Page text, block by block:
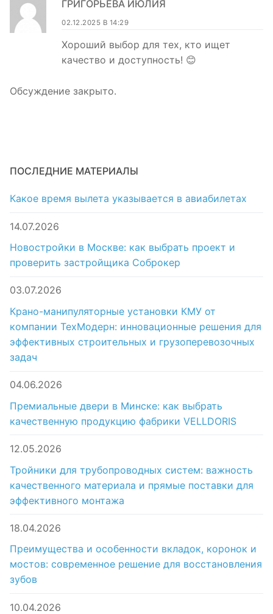
ГРИГОРЬЕВА ИЮЛИЯ
02.12.2025 В 14:29
Хороший выбор для тех, кто ищет
качество и доступность! 😊
Обсуждение закрыто.
ПОСЛЕДНИЕ МАТЕРИАЛЫ
Какое время вылета указывается в авиабилетах
14.07.2026
Новостройки в Москве: как выбрать проект и
проверить застройщика Соброкер
03.07.2026
Крано-манипуляторные установки КМУ от
компании ТехМодерн: инновационные решения для
эффективных строительных и грузоперевозочных
задач
04.06.2026
Премиальные двери в Минске: как выбрать
качественную продукцию фабрики VELLDORIS
12.05.2026
Тройники для трубопроводных систем: важность
качественного материала и прямые поставки для
эффективного монтажа
18.04.2026
Преимущества и особенности вкладок, коронок и
мостов: современное решение для восстановления
зубов
10.04.2026